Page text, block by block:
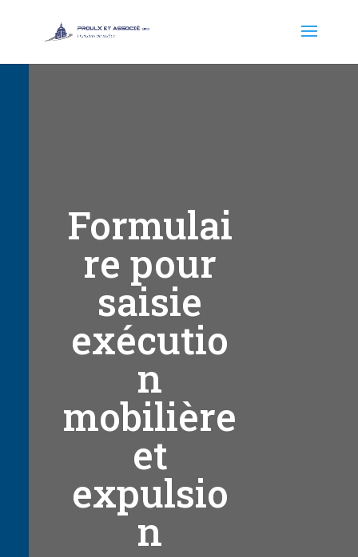
Formulai
re pour
saisie
exécutio
n
mobilière
et
expulsio
n